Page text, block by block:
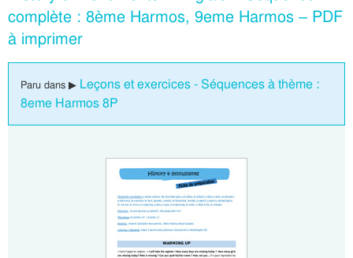
complète : 8ème Harmos, 9eme Harmos – PDF
à imprimer
Paru dans ▶ Leçons et exercices - Séquences à thème :
8eme Harmos 8P